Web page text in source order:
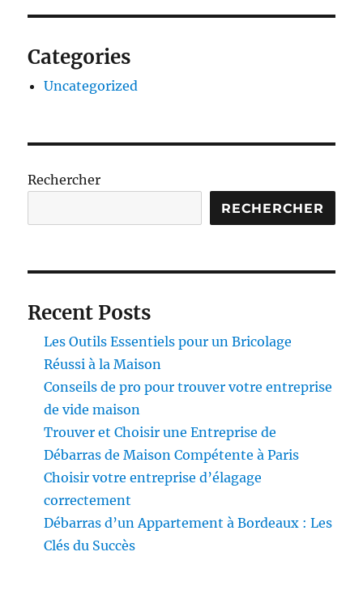
Categories
Uncategorized
Rechercher
RECHERCHER
Recent Posts
Les Outils Essentiels pour un Bricolage
Réussi à la Maison
Conseils de pro pour trouver votre entreprise
de vide maison
Trouver et Choisir une Entreprise de
Débarras de Maison Compétente à Paris
Choisir votre entreprise d’élagage
correctement
Débarras d’un Appartement à Bordeaux : Les
Clés du Succès